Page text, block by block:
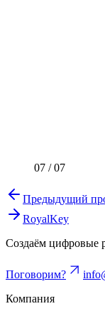
07 / 07
Предыдущий
RoyalKey
Создаём цифровые
Поговорим?
Компания